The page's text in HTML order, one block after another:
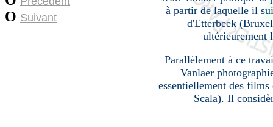
O Suivant
à partir de laquelle il
d'Etterbeek
ultérieurement
Parallèlement à ce
Vanlaer
essentiellement des
Scala). Il